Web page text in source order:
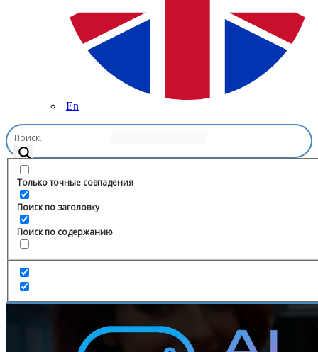
En
Только точные совпадения
Поиск по заголовку
Поиск по содержанию
Главная